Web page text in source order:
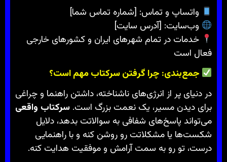
واتساپ و تماس: [شماره تماس شما]
وب‌سایت: [آدرس سایت]
خدمات در تمام شهرهای ایران و کشورهای خارجی
فعال است
جمع‌بندی: چرا گرفتن سرکتاب مهم است؟
در دنیای پر از انرژی‌های ناشناخته، داشتن راهنما و چراغی
برای دیدن مسیر، یک نعمت بزرگ است. سرکتاب واقعی
می‌تواند پاسخ‌های شفافی به سوالاتت بدهد، دلایل
شکست‌ها یا مشکلاتت رو روشن کنه و با راهنمایی
درست، تو رو به سمت آرامش و موفقیت هدایت کنه.